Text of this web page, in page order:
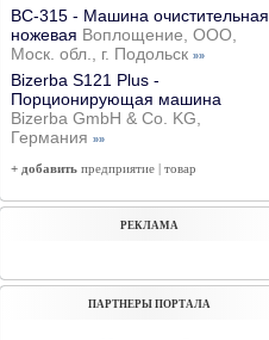
ВС-315 - Машина очистительная
ножевая Воплощение, ООО,
Моск. обл., г. Подольск »»
Bizerba S121 Plus -
Порционирующая машина
Bizerba GmbH & Co. KG,
Германия »»
+ добавить предприятие | товар
РЕКЛАМА
ПАРТНЕРЫ ПОРТАЛА